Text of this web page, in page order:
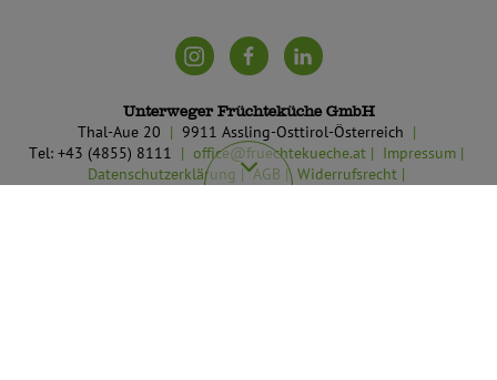
Unterweger Früchteküche GmbH
Thal-Aue 20
9911 Assling-Osttirol-Österreich
Tel: +43 (4855) 8111
office@fruechtekueche.at
Impressum
Datenschutzerklärung
AGB
Widerrufsrecht